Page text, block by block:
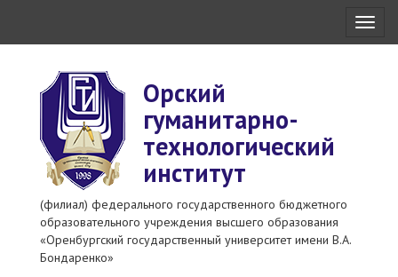
Орский
гуманитарно-
технологический
институт
(филиал) федерального государственного бюджетного
образовательного учреждения высшего образования
«Оренбургский государственный университет имени В.А.
Бондаренко»